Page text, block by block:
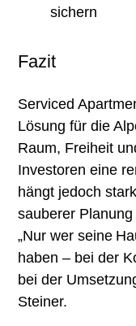
sichern
Fazit
Serviced
Lösung für die
Raum, Freiheit
Investoren eine
hängt jedoch
sauberer
„Nur wer seine
haben – bei der
bei der
Steiner.